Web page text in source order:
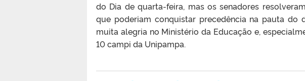
do Dia de quarta-feira, mas os senadores
que poderiam conquistar precedência na pauta do
muita alegria no Ministério da Educação e,
10 campi da Unipampa.